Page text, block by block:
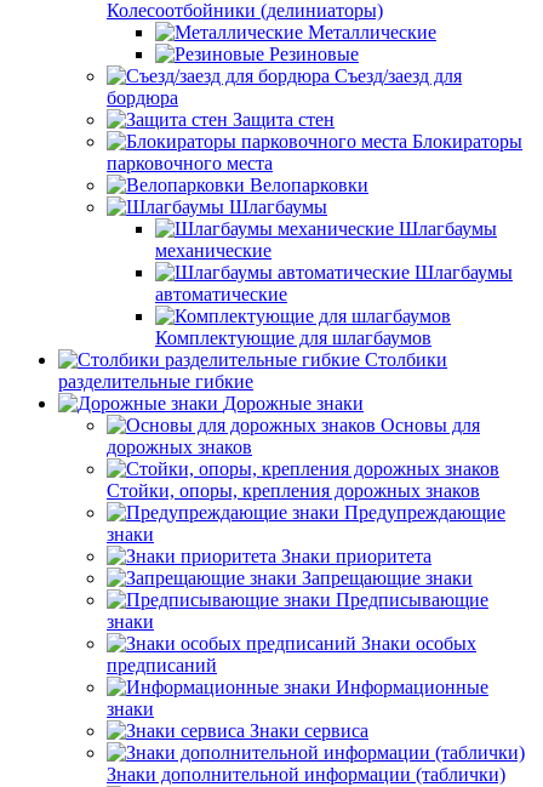
Колесоотбойники (делиниаторы)
Металлические
Резиновые
Съезд/заезд для
бордюра
Защита стен
Блокираторы
парковочного места
Велопарковки
Шлагбаумы
Шлагбаумы
механические
Шлагбаумы
автоматические
Комплектующие для шлагбаумов
Столбики
разделительные гибкие
Дорожные знаки
Основы для
дорожных знаков
Стойки, опоры, крепления дорожных знаков
Предупреждающие
знаки
Знаки приоритета
Запрещающие знаки
Предписывающие
знаки
Знаки особых
предписаний
Информационные
знаки
Знаки сервиса
Знаки дополнительной информации (таблички)